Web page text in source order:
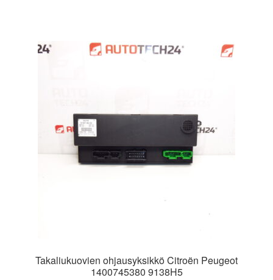
Takaliukuovien ohjausyksikkö Citroën Peugeot
1400745380 9138H5